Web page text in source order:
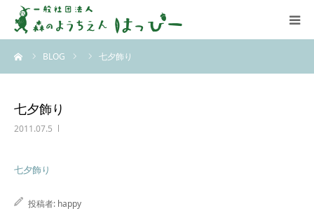
BLOG 七夕飾り
七夕飾り
2011.07.5
七夕飾り
投稿者: happy
はっぴーについて